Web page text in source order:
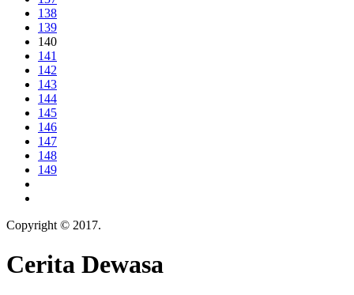
138
139
140
141
142
143
144
145
146
147
148
149
Copyright © 2017.
Cerita Dewasa